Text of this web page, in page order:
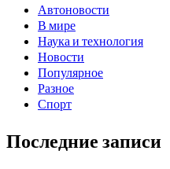
Автоновости
В мире
Наука и технология
Новости
Популярное
Разное
Спорт
Последние записи